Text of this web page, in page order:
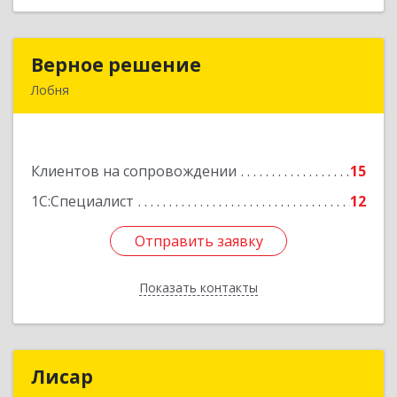
Верное решение
Лобня
Клиентов на сопровождении
15
1С:Специалист
12
Отправить заявку
Показать контакты
Верное решение
Подробнее
Отправить заявку
Назад
Лисар